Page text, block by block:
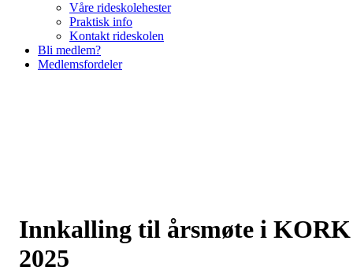
Våre rideskolehester
Praktisk info
Kontakt rideskolen
Bli medlem?
Medlemsfordeler
Innkalling til årsmøte i KORK
2025